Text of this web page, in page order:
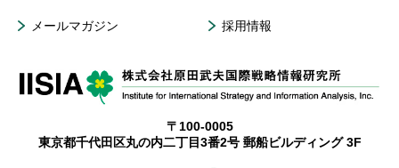
メールマガジン 採用情報
〒100-0005
東京都千代田区丸の内二丁目3番2号 郵船ビルディング 3F